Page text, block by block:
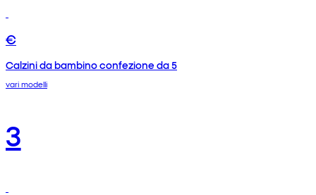
€
Calzini da bambino confezione da 5
vari modelli
3